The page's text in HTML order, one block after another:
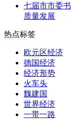
七届市市委
质量发展
热点标签
欧元区经济
德国经济
经济形势
火车头
魏建国
世界经济
一带一路